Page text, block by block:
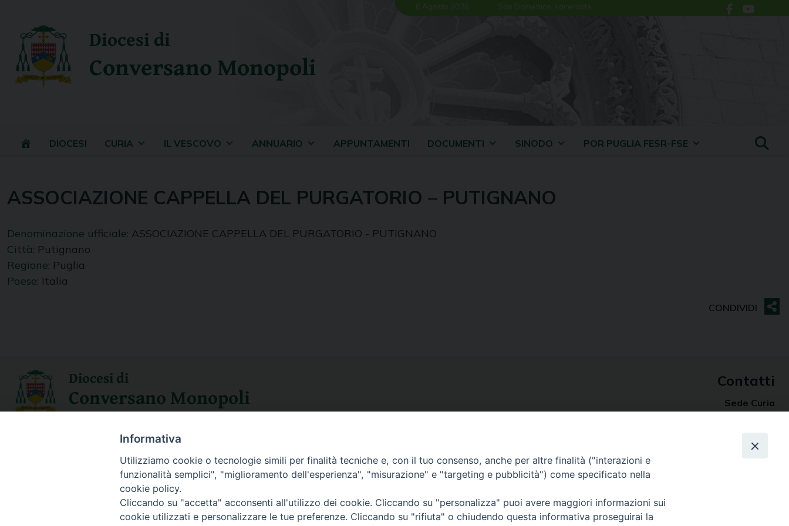
content
8 Agosto 2026 San Domenico, sacerdote
Diocesi di
Conversano Monopoli
DIOCESI CURIA IL VESCOVO ANNUARIO APPUNTAMENTI DOCUMENTI SINODO POR PUGLIA FESR-FSE
ASSOCIAZIONE CAPPELLA DEL PURGATORIO – PUTIGNANO
Denominazione ufficiale: ASSOCIAZIONE CAPPELLA DEL PURGATORIO - PUTIGNANO
Città: Putignano
Regione: Puglia
Paese: Italia
Diocesi di
Conversano Monopoli
Contatti
Sede Curia
70043 MONOPOLI (Ba) – Largo Vescovado, 5
Informativa
Utilizziamo cookie o tecnologie simili per finalità tecniche e, con il tuo consenso, anche per altre finalità ("interazioni e
funzionalità semplici", "miglioramento dell'esperienza", "misurazione" e "targeting e pubblicità") come specificato nella
cookie policy.
Cliccando su "accetta" acconsenti all'utilizzo dei cookie. Cliccando su "personalizza" puoi avere maggiori informazioni sui
cookie utilizzati e personalizzare le tue preferenze. Cliccando su "rifiuta" o chiudendo questa informativa proseguirai la